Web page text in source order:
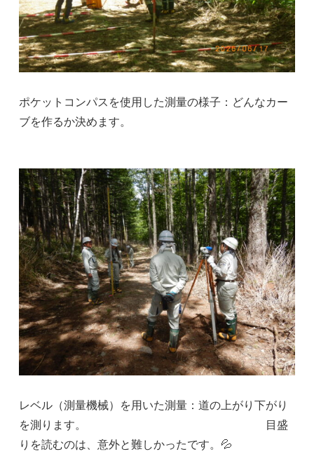
ポケットコンパスを使用した測量の様子：どんなカー
ブを作るか決めます。
レベル（測量機械）を用いた測量：道の上がり下がり
を測ります。 目盛
りを読むのは、意外と難しかったです。💦